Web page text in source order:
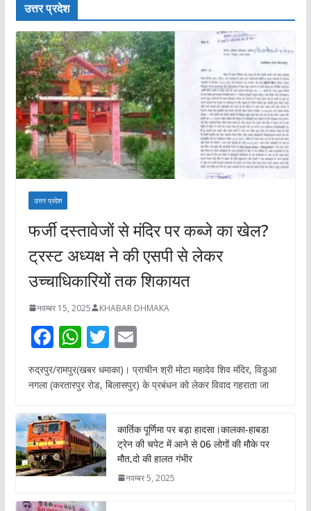
उत्तर प्रदेश
उत्तर प्रदेश
फर्जी दस्तावेजों से मंदिर पर कब्जे का खेल?
ट्रस्ट अध्यक्ष ने की एसपी से लेकर
उच्चाधिकारियों तक शिकायत
नवम्बर 15, 2025 KHABAR DHMAKA
F
ac
e
o
o
k
W
h
at
A
p
p
T
w
itt
E
m
ai
रुद्रपुर/रामपुर(खबर धमाका)। प्राचीन श्री मोटा महादेव शिव मंदिर, विडुआ
नगला (करतारपुर रोड, बिलासपुर) के प्रबंधन को लेकर विवाद गहराता जा
कार्तिक पूर्णिमा पर बड़ा हादसा।कालका-हाबडा
ट्रेन की चपेट में आने से 06 लोगों की मौके पर
मौत,दो की हालत गंभीर
नवम्बर 5, 2025